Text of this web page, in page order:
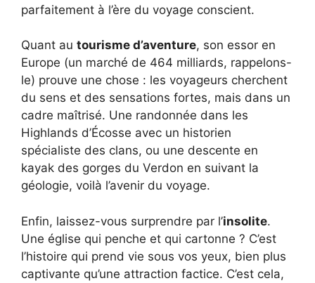
parfaitement à l’ère du voyage conscient.
Quant au tourisme d’aventure, son essor en
Europe (un marché de 464 milliards, rappelons-
le) prouve une chose : les voyageurs cherchent
du sens et des sensations fortes, mais dans un
cadre maîtrisé. Une randonnée dans les
Highlands d’Écosse avec un historien
spécialiste des clans, ou une descente en
kayak des gorges du Verdon en suivant la
géologie, voilà l’avenir du voyage.
Enfin, laissez-vous surprendre par l’insolite.
Une église qui penche et qui cartonne ? C’est
l’histoire qui prend vie sous vos yeux, bien plus
captivante qu’une attraction factice. C’est cela,